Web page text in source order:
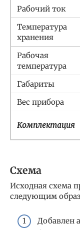
Рабочий ток
Температура
хранения
Рабочая
температура
Габариты
Вес прибора
Комплектация
Схема
Исходная схема
следующим
Добавлен